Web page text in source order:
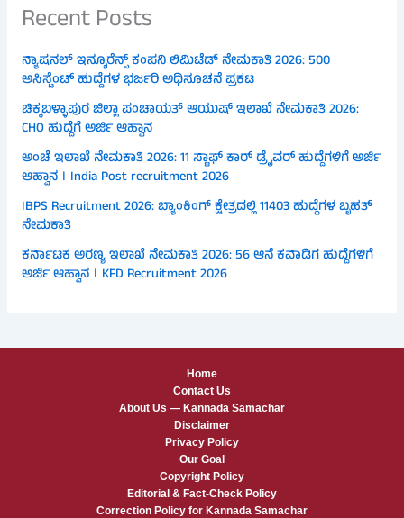
Recent Posts
ನ್ಯಾಷನಲ್ ಇನ್ಶೂರೆನ್ಸ್ ಕಂಪನಿ ಲಿಮಿಟೆಡ್ ನೇಮಕಾತಿ 2026: 500
ಅಸಿಸ್ಟೆಂಟ್ ಹುದ್ದೆಗಳ ಭರ್ಜರಿ ಅಧಿಸೂಚನೆ ಪ್ರಕಟ
ಚಿಕ್ಕಬಳ್ಳಾಪುರ ಜಿಲ್ಲಾ ಪಂಚಾಯತ್ ಆಯುಷ್ ಇಲಾಖೆ ನೇಮಕಾತಿ 2026:
CHO ಹುದ್ದೆಗೆ ಅರ್ಜಿ ಆಹ್ವಾನ
ಅಂಚೆ ಇಲಾಖೆ ನೇಮಕಾತಿ 2026: 11 ಸ್ಟಾಫ್ ಕಾರ್ ಡ್ರೈವರ್ ಹುದ್ದೆಗಳಿಗೆ ಅರ್ಜಿ
ಆಹ್ವಾನ । India Post recruitment 2026
IBPS Recruitment 2026: ಬ್ಯಾಂಕಿಂಗ್ ಕ್ಷೇತ್ರದಲ್ಲಿ 11403 ಹುದ್ದೆಗಳ ಬೃಹತ್
ನೇಮಕಾತಿ
ಕರ್ನಾಟಕ ಅರಣ್ಯ ಇಲಾಖೆ ನೇಮಕಾತಿ 2026: 56 ಆನೆ ಕವಾಡಿಗ ಹುದ್ದೆಗಳಿಗೆ
ಅರ್ಜಿ ಆಹ್ವಾನ । KFD Recruitment 2026
Home
Contact Us
About Us — Kannada Samachar
Disclaimer
Privacy Policy
Our Goal
Copyright Policy
Editorial & Fact-Check Policy
Correction Policy for Kannada Samachar